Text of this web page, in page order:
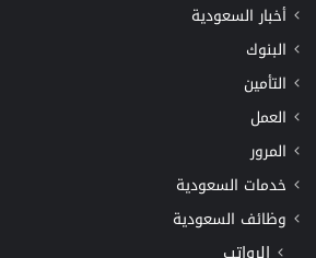
أخبار السعودية
البنوك
التأمين
العمل
المرور
خدمات السعودية
وظائف السعودية